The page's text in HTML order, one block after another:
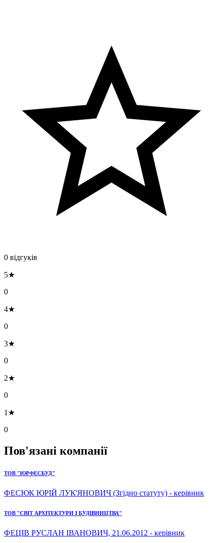
0 відгуків
5★
0
4★
0
3★
0
2★
0
1★
0
Пов'язані компанії
ТОВ "ЮРФЕСБУД"
ФЕСЮК ЮРІЙ ЛУК'ЯНОВИЧ (Згідно статуту) - керівник
ТОВ "СВІТ АРХІТЕКТУРИ І БУДІВНИЦТВА"
ФЕЦІВ РУСЛАН ІВАНОВИЧ, 21.06.2012 - керівник